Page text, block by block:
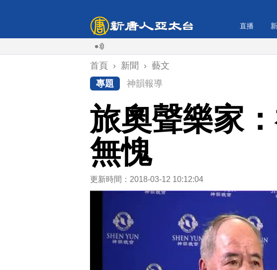
直播
首頁 › 新聞 › 藝文
專題
神韻報導
旅奧聲樂家
無愧
更新時間：2018-03-12 10:12:04